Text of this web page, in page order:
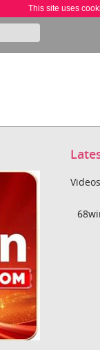
This site uses
Videos